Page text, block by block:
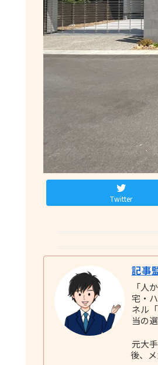
Twitter
記事
「人
宅・
ネル
当の
元大
後、